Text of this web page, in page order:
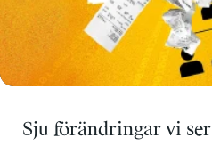
Sju förändringar vi ser